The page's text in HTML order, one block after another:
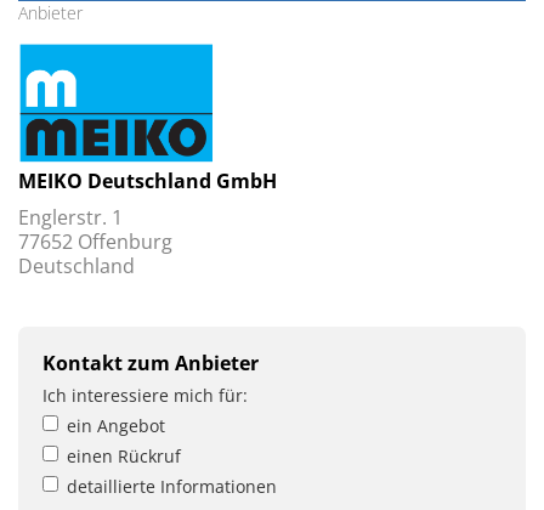
Anbieter
MEIKO Deutschland GmbH
Englerstr. 1
77652 Offenburg
Deutschland
Kontakt zum Anbieter
Ich interessiere mich für:
ein Angebot
einen Rückruf
detaillierte Informationen